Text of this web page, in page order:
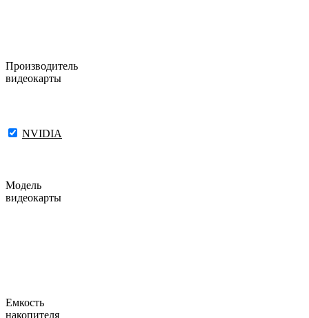
Производитель
видеокарты
NVIDIA
Модель
видеокарты
Емкость
накопителя